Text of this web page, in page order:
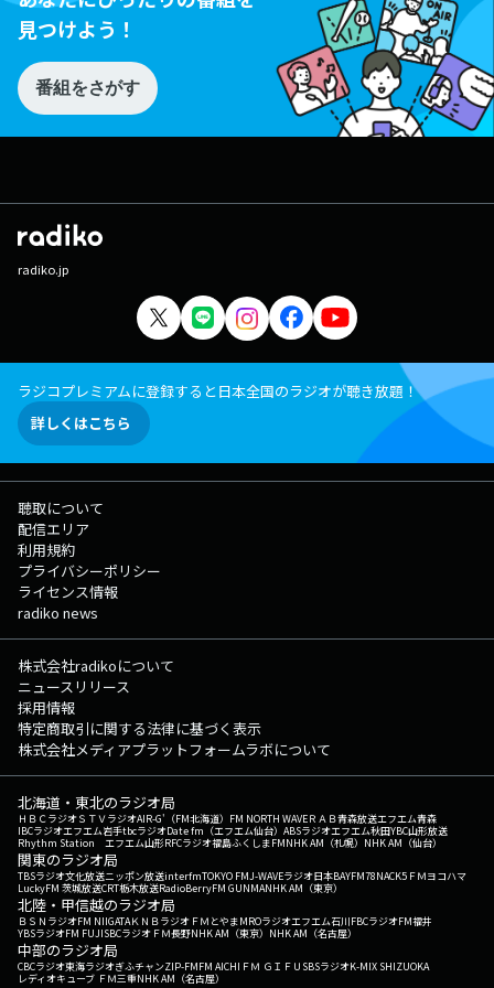
見つけよう！
番組をさがす
radiko.jp
ラジコプレミアムに登録すると日本全国のラジオが聴き放題！
詳しくはこちら
聴取について
配信エリア
利用規約
プライバシーポリシー
ライセンス情報
radiko news
株式会社radikoについて
ニュースリリース
採用情報
特定商取引に関する法律に基づく表示
株式会社メディアプラットフォームラボについて
北海道・東北のラジオ局
ＨＢＣラジオＳＴＶラジオAIR-G'（FM北海道） FM NORTH WAVEＲＡＢ青森放送エフエム青森
IBCラジオエフエム岩手tbcラジオDate fm（エフエム仙台） ABSラジオエフエム秋田YBC山形放送
Rhythm Station エフエム山形RFCラジオ福島ふくしまFMNHK AM（札幌） NHK AM（仙台）
関東のラジオ局
TBSラジオ文化放送ニッポン放送interfmTOKYO FMJ-WAVEラジオ日本BAYFM78NACK5 ＦＭヨコハマ
LuckyFM 茨城放送CRT栃木放送RadioBerryFM GUNMANHK AM（東京）
北陸・甲信越のラジオ局
ＢＳＮラジオFM NIIGATAＫＮＢラジオ ＦＭとやまMROラジオエフエム石川FBCラジオFM福井
YBSラジオFM FUJISBCラジオ ＦＭ長野NHK AM（東京） NHK AM（名古屋）
中部のラジオ局
CBCラジオ東海ラジオぎふチャンZIP-FMFM AICHI ＦＭ ＧＩＦＵ SBSラジオK-MIX SHIZUOKA
レディオキューブ ＦＭ三重NHK AM（名古屋）